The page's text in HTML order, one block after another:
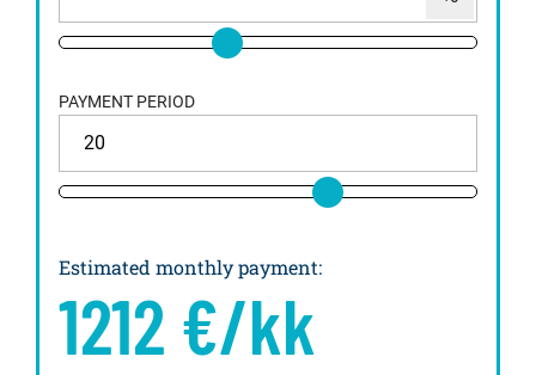
PAYMENT PERIOD
Estimated monthly payment:
1212 €/kk